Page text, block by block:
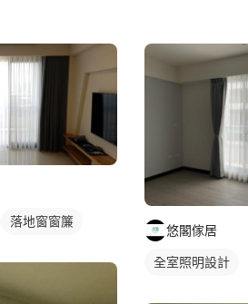
落地窗窗簾
悠閣傢居
全室照明設計